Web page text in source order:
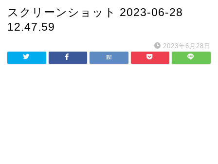
スクリーンショット 2023-06-28
12.47.59
2023年6月28日